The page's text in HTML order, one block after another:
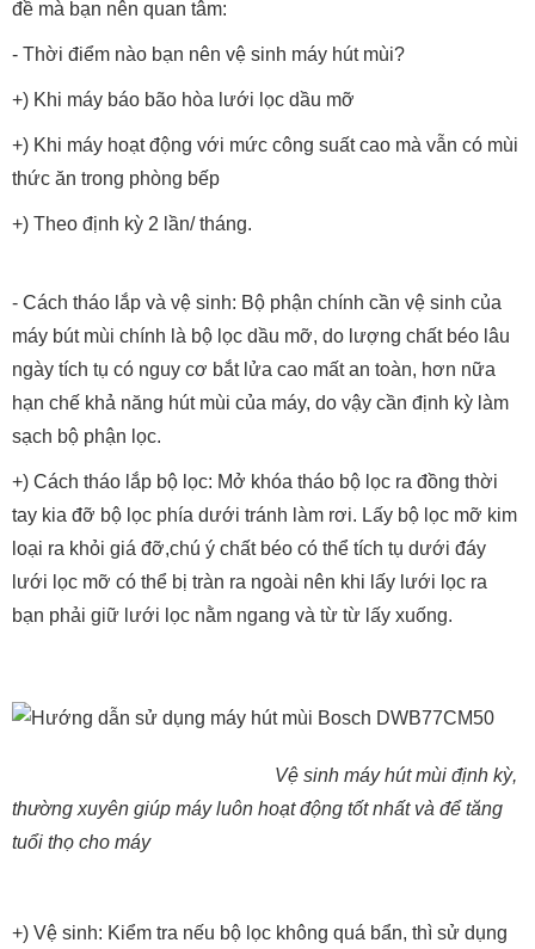
đề mà bạn nên quan tâm:
- Thời điểm nào bạn nên vệ sinh máy hút mùi?
+) Khi máy báo bão hòa lưới lọc dầu mỡ
+) Khi máy hoạt động với mức công suất cao mà vẫn có mùi
thức ăn trong phòng bếp
+) Theo định kỳ 2 lần/ tháng.
- Cách tháo lắp và vệ sinh: Bộ phận chính cần vệ sinh của
máy bút mùi chính là bộ lọc dầu mỡ, do lượng chất béo lâu
ngày tích tụ có nguy cơ bắt lửa cao mất an toàn, hơn nữa
hạn chế khả năng hút mùi của máy, do vậy cần định kỳ làm
sạch bộ phận lọc.
+) Cách tháo lắp bộ lọc: Mở khóa tháo bộ lọc ra đồng thời
tay kia đỡ bộ lọc phía dưới tránh làm rơi. Lấy bộ lọc mỡ kim
loại ra khỏi giá đỡ,chú ý chất béo có thể tích tụ dưới đáy
lưới lọc mỡ có thể bị tràn ra ngoài nên khi lấy lưới lọc ra
bạn phải giữ lưới lọc nằm ngang và từ từ lấy xuống.
Vệ sinh máy hút mùi định kỳ,
thường xuyên giúp máy luôn hoạt động tốt nhất và để tăng
tuổi thọ cho máy
+) Vệ sinh: Kiểm tra nếu bộ lọc không quá bẩn, thì sử dụng